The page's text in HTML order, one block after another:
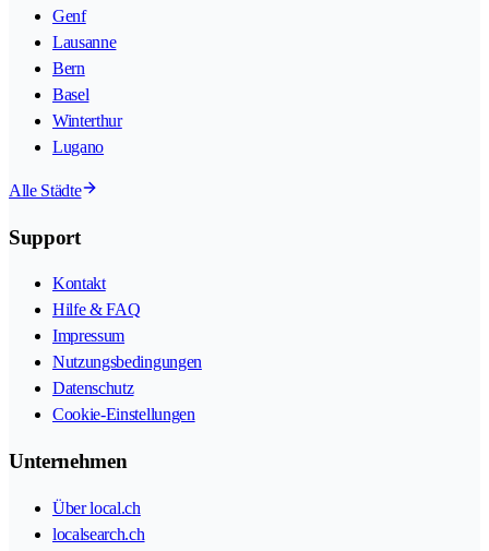
Genf
Lausanne
Bern
Basel
Winterthur
Lugano
Alle Städte
Support
Kontakt
Hilfe & FAQ
Impressum
Nutzungsbedingungen
Datenschutz
Cookie-Einstellungen
Unternehmen
Über local.ch
localsearch.ch